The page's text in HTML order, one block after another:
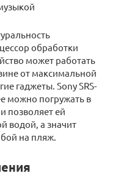
обработки
может работать
от максимальной
гаджеты. Sony SRS-
можно погружать в
позволяет ей
водой, а значит
на пляж.